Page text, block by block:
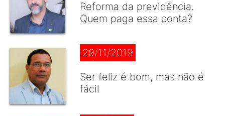
Reforma da previdência.
Quem paga essa conta?
29/11/2019
Ser feliz é bom, mas não é
fácil